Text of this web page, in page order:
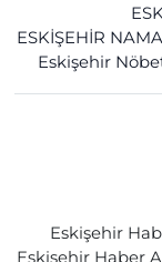
ESKİŞEHİR
Eskişehir
Eskişehir
Eskişehir Haber